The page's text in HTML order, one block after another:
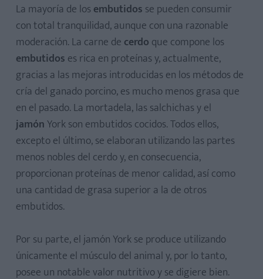
La mayoría de los embutidos se pueden consumir
con total tranquilidad, aunque con una razonable
moderación. La carne de cerdo que compone los
embutidos es rica en proteínas y, actualmente,
gracias a las mejoras introducidas en los métodos de
cría del ganado porcino, es mucho menos grasa que
en el pasado. La mortadela, las salchichas y el
jamónYork son embutidos cocidos. Todos ellos,
excepto el último, se elaboran utilizando las partes
menos nobles del cerdo y, en consecuencia,
proporcionan proteínas de menor calidad, así como
una cantidad de grasa superior a la de otros
embutidos.
Por su parte, el jamón York se produce utilizando
únicamente el músculo del animal y, por lo tanto,
posee un notable valor nutritivo y se digiere bien.